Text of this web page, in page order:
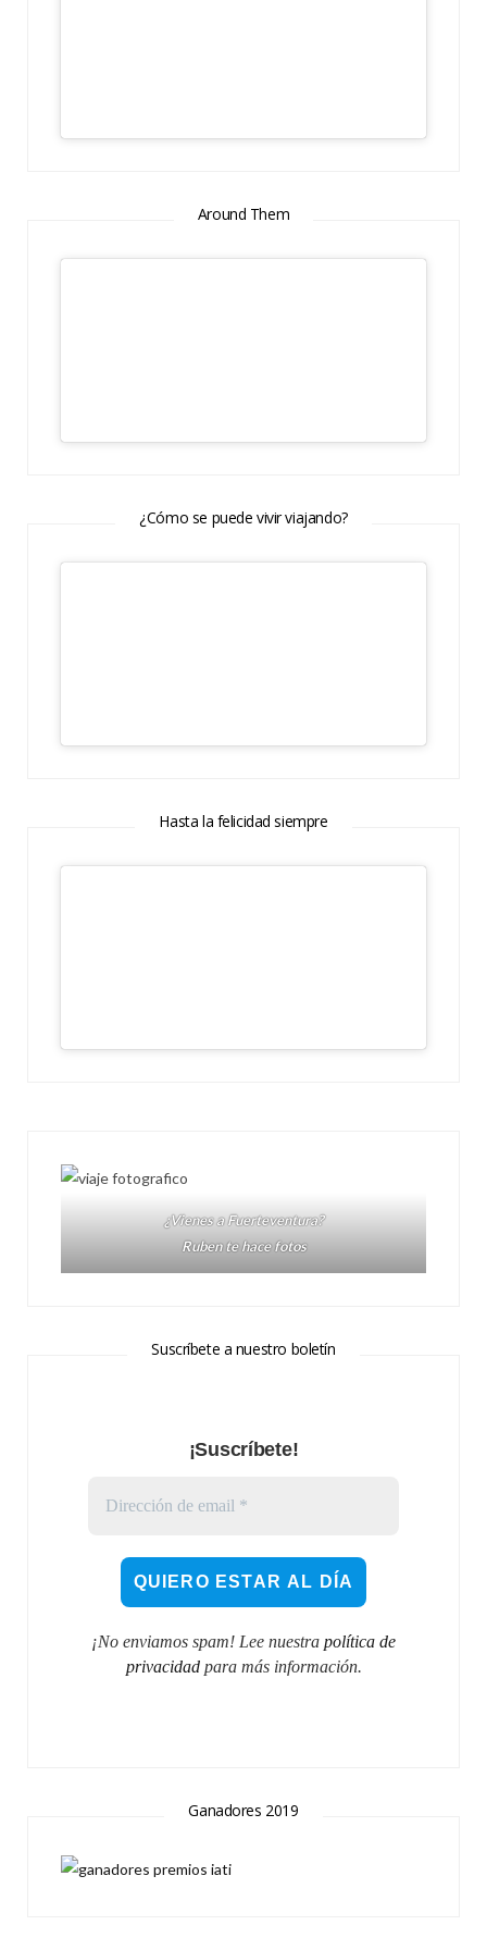
Around Them
¿Cómo se puede vivir viajando?
Hasta la felicidad siempre
¿Vienes a Fuerteventura?
Ruben te hace fotos
Suscríbete a nuestro boletín
¡Suscríbete!
¡No enviamos spam! Lee nuestra política de
privacidadpara más información.
Ganadores 2019